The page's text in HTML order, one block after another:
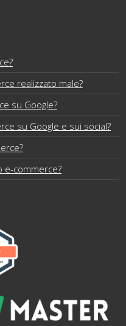
realizzato male?
su Google?
su Google e sui social?
e-commerce?